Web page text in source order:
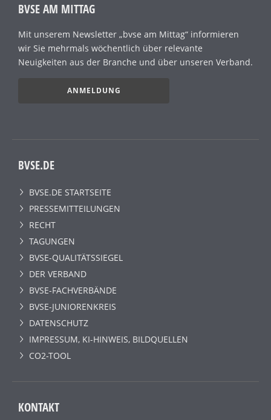
BVSE AM MITTAG
Mit unserem Newsletter „bvse am Mittag“ informieren
wir Sie mehrmals wöchentlich über relevante
Neuigkeiten aus der Branche und über unseren Verband.
ANMELDUNG
BVSE.DE
BVSE.DE STARTSEITE
PRESSEMITTEILUNGEN
RECHT
TAGUNGEN
BVSE-QUALITÄTSSIEGEL
DER VERBAND
BVSE-FACHVERBÄNDE
BVSE-JUNIORENKREIS
DATENSCHUTZ
IMPRESSUM, KI-HINWEIS, BILDQUELLEN
CO2-TOOL
KONTAKT